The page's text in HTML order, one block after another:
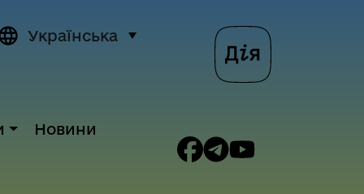
Українська
Новини